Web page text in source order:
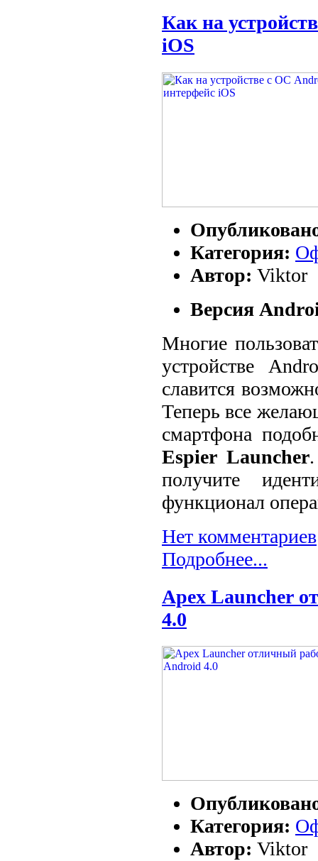
Как на
iOS
Категория:
Автор: Viktor
Версия
Многие
устройстве
славится
Теперь все
смартфона
Espier Launcher
получите
функционал
Нет комментариев
Подробнее...
Apex Launcher
4.0
Категория:
Автор: Viktor